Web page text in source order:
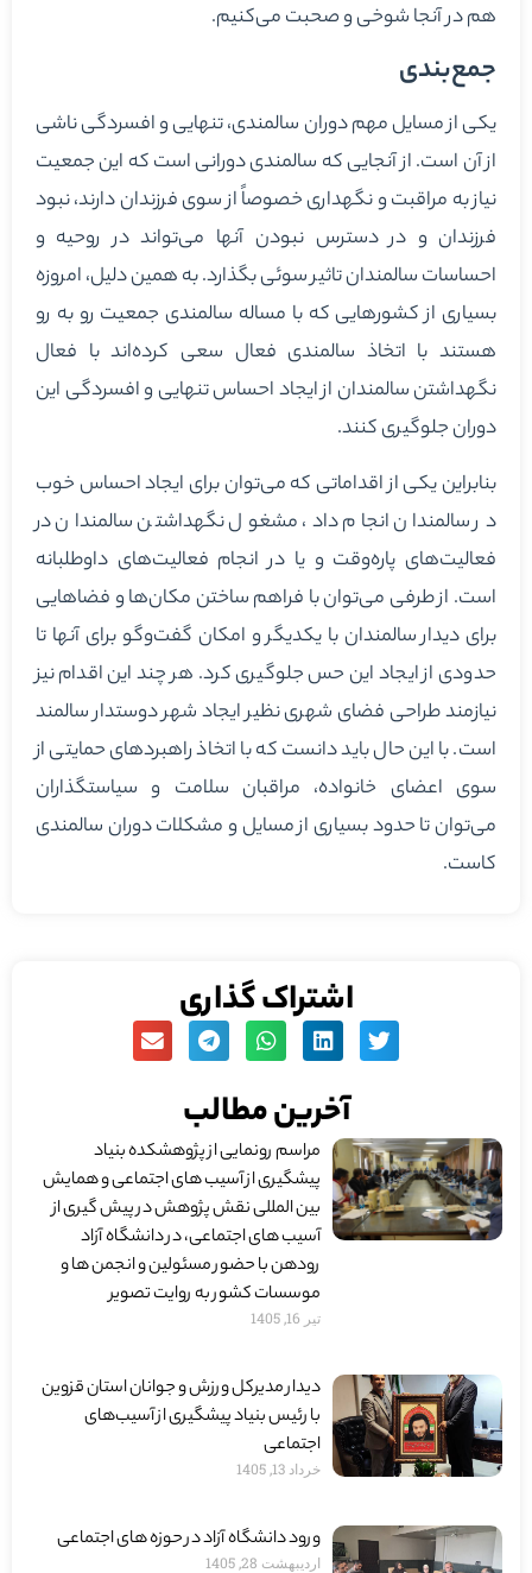
هم در آنجا شوخی و صحبت می‌کنیم.
جمع‌بندی
یکی از مسایل مهم دوران سالمندی، تنهایی و افسردگی ناشی
از آن است. از آنجایی که سالمندی دورانی است که این جمعیت
نیاز به مراقبت و نگهداری خصوصاً از سوی فرزندان دارند، نبود
فرزندان و در دسترس نبودن آنها می‌تواند در روحیه و
احساسات سالمندان تاثیر سوئی بگذارد. به همین دلیل، امروزه
بسیاری از کشورهایی که با مساله سالمندی جمعیت رو به رو
هستند با اتخاذ سالمندی فعال سعی کرده‌اند با فعال
نگهداشتن سالمندان از ایجاد احساس تنهایی و افسردگی این
دوران جلوگیری کنند.
بنابراین یکی از اقداماتی که می‌توان برای ایجاد احساس خوب
در سالمندان انجام داد، مشغول نگهداشتن سالمندان در
فعالیت‌های پاره‌وقت و یا در انجام فعالیت‌های داوطلبانه
است. از طرفی می‌توان با فراهم ساختن مکان‌ها و فضاهایی
برای دیدار سالمندان با یکدیگر و امکان گفت‌وگو برای آنها تا
حدودی از ایجاد این حس جلوگیری کرد. هر چند این اقدام نیز
نیازمند طراحی فضای شهری نظیر ایجاد شهر دوستدار سالمند
است. با این حال باید دانست که با اتخاذ راهبردهای حمایتی از
سوی اعضای خانواده، مراقبان سلامت و سیاستگذاران
می‌توان تا حدود بسیاری از مسایل و مشکلات دوران سالمندی
کاست.
اشتراک گذاری
آخرین مطالب
مراسم رونمایی از پژوهشکده بنیاد
پیشگیری از آسیب های اجتماعی و همایش
بین المللی نقش پژوهش در پیش گیری از
آسیب های اجتماعی، در دانشگاه آزاد
رودهن با حضور مسئولین و انجمن ها و
موسسات کشور به روایت تصویر
تیر 16, 1405
دیدار مدیرکل ورزش و جوانان استان قزوین
با رئیس بنیاد پیشگیری از آسیب‌های
اجتماعی
خرداد 13, 1405
ورود دانشگاه آزاد در حوزه های اجتماعی
اردیبهشت 28, 1405